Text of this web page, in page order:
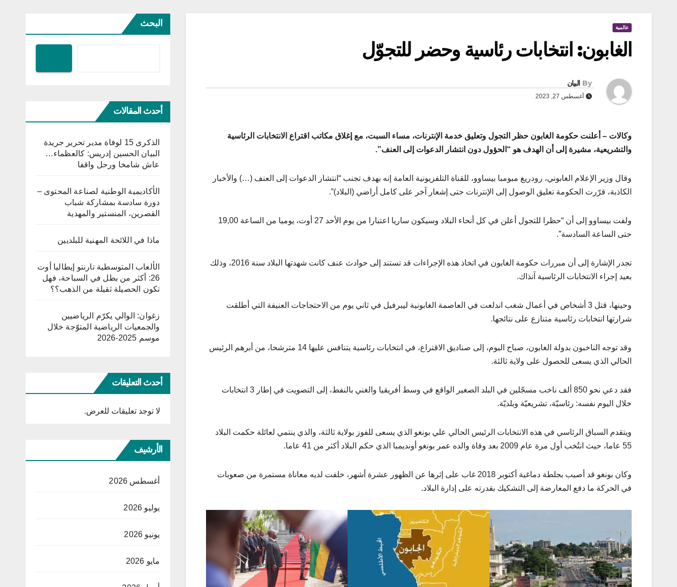
عالمية
الغابون: انتخابات رئاسية وحضر للتجوّل
By البيان
أغسطس 27, 2023
وكالات – أعلنت حكومة الغابون حظر التجول وتعليق خدمة الإنترنات، مساء السبت، مع إغلاق مكاتب اقتراع الانتخابات الرئاسية
والتشريعية، مشيرة إلى أن الهدف هو “الحؤول دون انتشار الدعوات إلى العنف”.
وقال وزير الإعلام الغابوني، رودريغ مبومبا بيساوو، للقناة التلفزيونية العامة إنه بهدف تجنب “انتشار الدعوات إلى العنف (…) والأخبار
الكاذبة، قرّرت الحكومة تعليق الوصول إلى الإنترنات حتى إشعار آخر على كامل أراضي (البلاد)”.
ولفت بيساوو إلى أن “حظرا للتجول أعلن في كل أنحاء البلاد وسيكون ساريا اعتبارا من يوم الأحد 27 أوت، يوميا من الساعة 19,00
حتى الساعة السادسة”.
تجدر الإشارة إلى أن مبررات حكومة الغابون في اتخاذ هذه الإجراءات قد تستند إلى حوادث عنف كانت شهدتها البلاد سنة 2016، وذلك
بعيد إجراء الانتخابات الرئاسية آنذاك.
وحينها، قتل 3 أشخاص في أعمال شغب اندلعت في العاصمة الغابونية ليبرفيل في ثاني يوم من الاحتجاجات العنيفة التي أطلقت
شرارتها انتخابات رئاسية متنازع على نتائجها.
وقد توجه الناخبون بدولة الغابون، صباح اليوم، إلى صناديق الاقتراع، في انتخابات رئاسية يتنافس عليها 14 مترشحا، من أبرهم الرئيس
الحالي الذي يسعى للحصول على ولاية ثالثة.
فقد دعي نحو 850 ألف ناخب مسجّلين في البلد الصغير الواقع في وسط أفريقيا والغني بالنفط، إلى التصويت في إطار 3 انتخابات
خلال اليوم نفسه: رئاسيّة، تشريعيّة وبلديّة.
ويتقدم السباق الرئاسي في هذه الانتخابات الرئيس الحالي علي بونغو الذي يسعى للفوز بولاية ثالثة، والذي ينتمي لعائلة حكمت البلاد
55 عاما، حيث انتُخب أول مرة عام 2009 بعد وفاة والده عمر بونغو أونديمبا الذي حكم البلاد أكثر من 41 عاما.
وكان بونغو قد أصيب بجلطة دماغية أكتوبر 2018 غاب على إثرها عن الظهور عشرة أشهر، خلفت لديه معاناة مستمرة من صعوبات
في الحركة ما دفع المعارضة إلى التشكيك بقدرته على إدارة البلاد.
البحث
أحدث المقالات
الذكرى 15 لوفاة مدير تحرير جريدة
البيان الحسين إدريس: كالعظماء…
عاش شامخا ورحل واقفا
الأكاديمية الوطنية لصناعة المحتوى –
دورة سادسة بمشاركة شباب
القصرين، المنستير والمهدية
ماذا في اللائحة المهنية للبلديين
الألعاب المتوسطية تارنتو إيطاليا أوت
26: أكثر من بطل في السباحة، فهل
تكون الحصيلة ثقيلة من الذهب؟؟
زغوان: الوالي يكرّم الرياضيين
والجمعيات الرياضية المتوّجة خلال
موسم 2025-2026
أحدث التعليقات
لا توجد تعليقات للعرض.
الأرشيف
أغسطس 2026
يوليو 2026
يونيو 2026
مايو 2026